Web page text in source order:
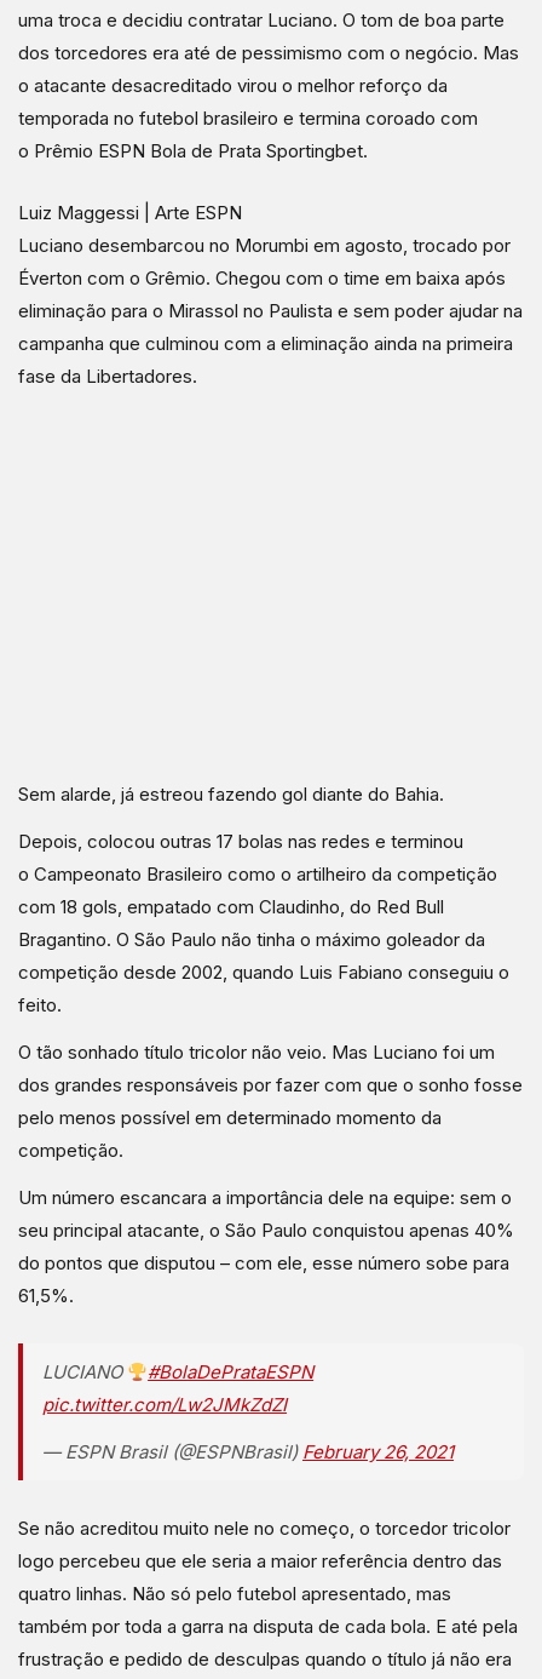
uma troca e decidiu contratar Luciano. O tom de boa parte
dos torcedores era até de pessimismo com o negócio. Mas
o atacante desacreditado virou o melhor reforço da
temporada no futebol brasileiro e termina coroado com
o Prêmio ESPN Bola de Prata Sportingbet.
Luiz Maggessi | Arte ESPN
Luciano desembarcou no Morumbi em agosto, trocado por
Éverton com o Grêmio. Chegou com o time em baixa após
eliminação para o Mirassol no Paulista e sem poder ajudar na
campanha que culminou com a eliminação ainda na primeira
fase da Libertadores.
Sem alarde, já estreou fazendo gol diante do Bahia.
Depois, colocou outras 17 bolas nas redes e terminou
o Campeonato Brasileiro como o artilheiro da competição
com 18 gols, empatado com Claudinho, do Red Bull
Bragantino. O São Paulo não tinha o máximo goleador da
competição desde 2002, quando Luis Fabiano conseguiu o
feito.
O tão sonhado título tricolor não veio. Mas Luciano foi um
dos grandes responsáveis por fazer com que o sonho fosse
pelo menos possível em determinado momento da
competição.
Um número escancara a importância dele na equipe: sem o
seu principal atacante, o São Paulo conquistou apenas 40%
do pontos que disputou – com ele, esse número sobe para
61,5%.
LUCIANO
#BolaDePrataESPN
pic.twitter.com/Lw2JMkZdZI
— ESPN Brasil (@ESPNBrasil) February 26, 2021
Se não acreditou muito nele no começo, o torcedor tricolor
logo percebeu que ele seria a maior referência dentro das
quatro linhas. Não só pelo futebol apresentado, mas
também por toda a garra na disputa de cada bola. E até pela
frustração e pedido de desculpas quando o título já não era